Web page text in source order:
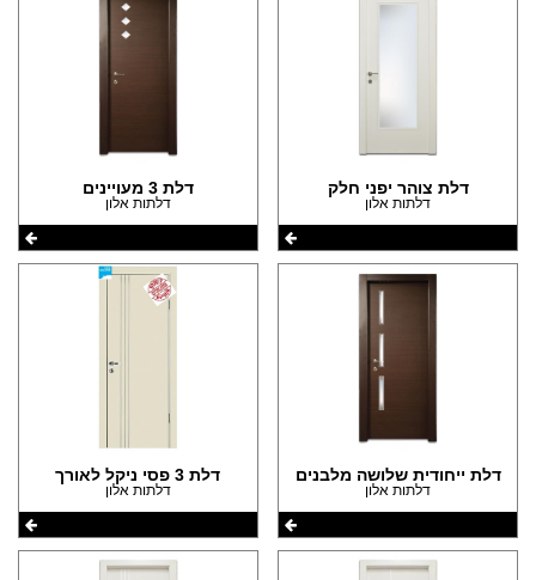
דלת צוהר יפני חלק
דלתות אלון
דלת 3 מעויינים
דלתות אלון
דלת ייחודית שלושה מלבנים
דלתות אלון
דלת 3 פסי ניקל לאורך
דלתות אלון